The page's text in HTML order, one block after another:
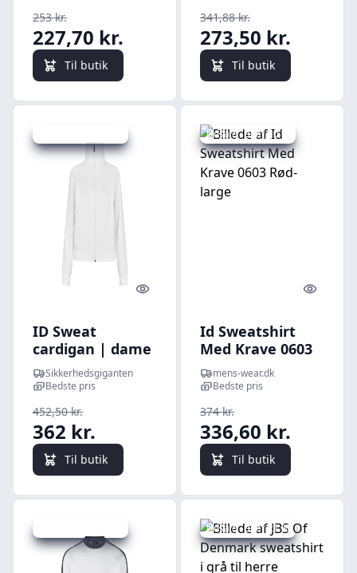
253 kr.
227,70 kr.
Til butik
Sweatshirts
341,88 kr.
273,50 kr.
Til butik
Quick look
ID Sweat
cardigan | dame
- 0627 - Hvid / XS
| Cardigans |
Sweatshirt med
lynlås
Sikkerhedsgiganten
Bedste pris
452,50 kr.
362 kr.
Til butik
Udsalg - spar 10 %
Quick
Id Sweatshirt
Med Krave 0603
Rød-large
mens-wear.dk
Bedste pris
374 kr.
336,60 kr.
Til butik
Udsalg - spar 21 %